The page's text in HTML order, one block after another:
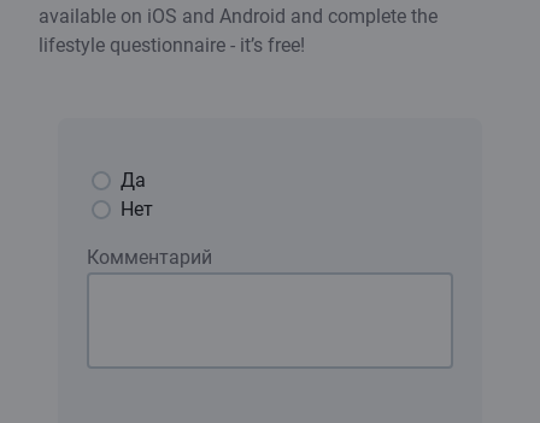
available on iOS and Android and complete the
lifestyle questionnaire - it’s free!
Да
Нет
Комментарий